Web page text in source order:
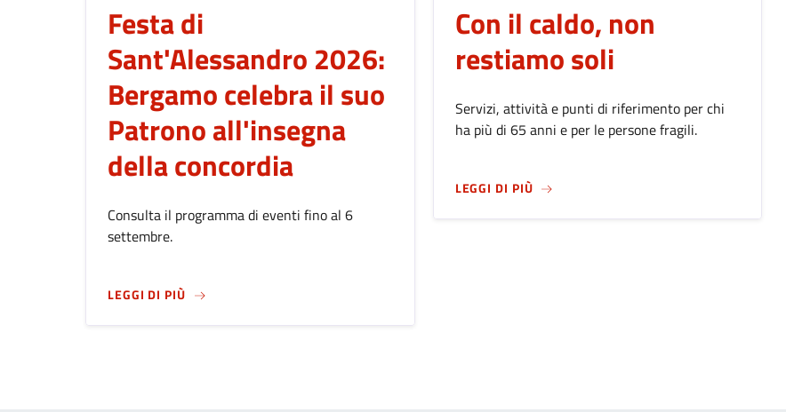
Festa di
Sant'Alessandro 2026:
Bergamo celebra il suo
Patrono all'insegna
della concordia
Consulta il programma di eventi fino al 6
settembre.
LEGGI DI PIÙSUFESTA DI SANT'ALESSANDRO 2026: BERGAMO CELEBRA IL SUO PATRONO ALL'INSEGNA DELLA
Con il caldo, non
restiamo soli
Servizi, attività e punti di riferimento per chi
ha più di 65 anni e per le persone fragili.
LEGGI DI PIÙSU